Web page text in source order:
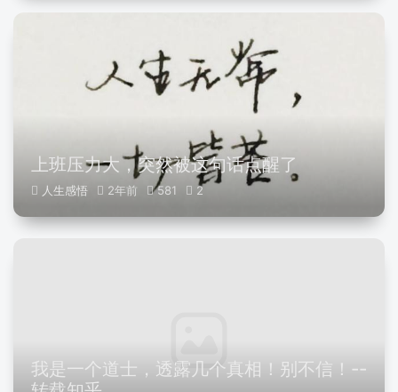
上班压力大，突然被这句话点醒了
人生感悟 2年前 581 2
我是一个道士，透露几个真相！别不信！--